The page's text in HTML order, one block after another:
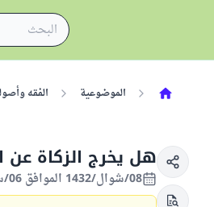
الموضوعية الفقه
هل يخرج الزكاة عن
08/شوال/1432 الموافق 06/سبتمبر/2011